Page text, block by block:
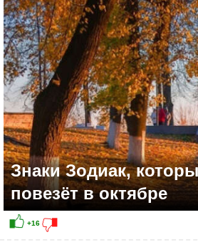
Знаки Зодиак,
повезёт в октябре